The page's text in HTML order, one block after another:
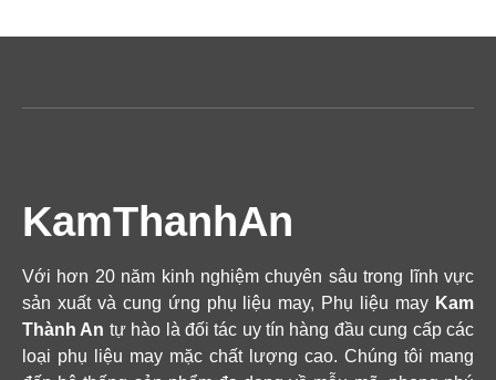
KamThanhAn
Với hơn 20 năm kinh nghiệm chuyên sâu trong lĩnh vực
sản xuất và cung ứng phụ liệu may, Phụ liệu may Kam
Thành An tự hào là đối tác uy tín hàng đầu cung cấp các
loại phụ liệu may mặc chất lượng cao. Chúng tôi mang